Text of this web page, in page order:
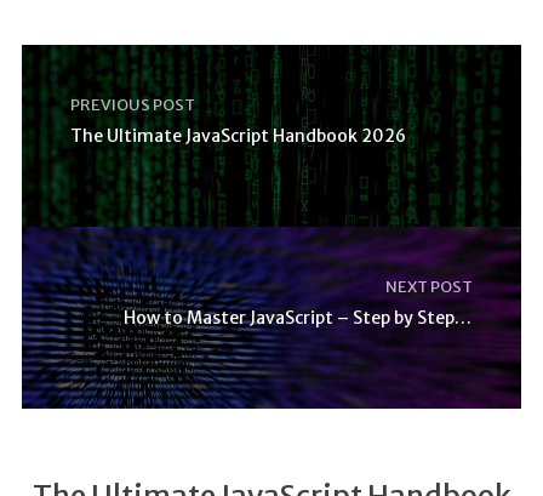
PREVIOUS POST
The Ultimate JavaScript Handbook 2026
NEXT POST
How to Master JavaScript – Step by Step Tutorial